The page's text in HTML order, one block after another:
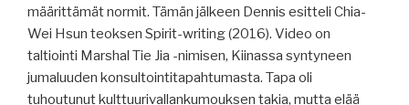
määrittämät normit. Tämän jälkeen Dennis esitteli Chia-
Wei Hsun teoksen Spirit-writing (2016). Video on
taltiointi Marshal Tie Jia -nimisen, Kiinassa syntyneen
jumaluuden konsultointitapahtumasta. Tapa oli
tuhoutunut kulttuurivallankumouksen takia, mutta elää